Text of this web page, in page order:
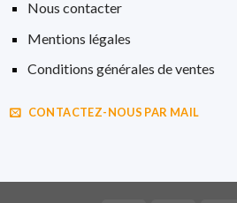
Nous contacter
Mentions légales
Conditions générales de ventes
CONTACTEZ-NOUS PAR MAIL